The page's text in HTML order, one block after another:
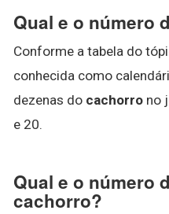
Qual e o número
Conforme a tabela do
conhecida como
dezenas do cachorro no
e 20.
Qual e o número
cachorro?